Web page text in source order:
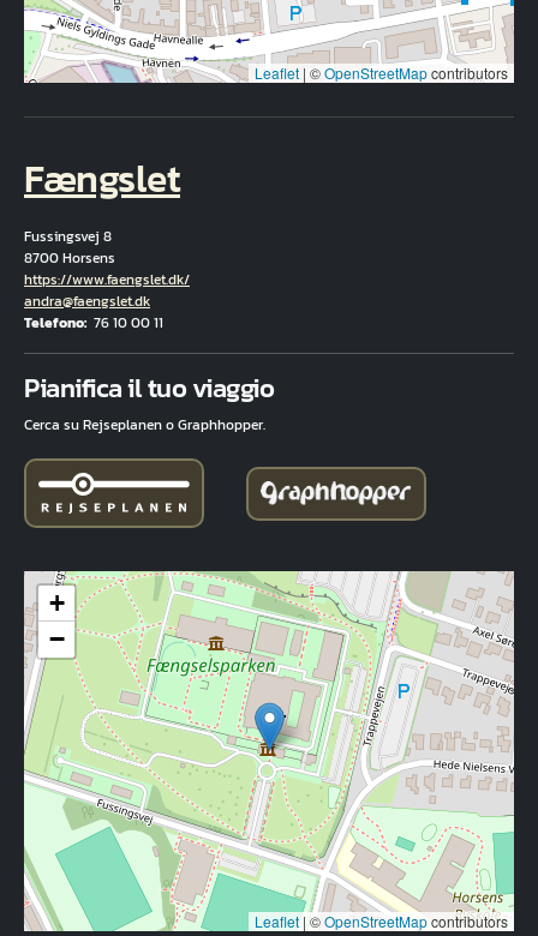
Leaflet | ©OpenStreetMapcontributors
Fængslet
Fussingsvej 8
8700 Horsens
Hjemmeside
https://www.faengslet.dk/
E-mail
andra@faengslet.dk
Telefono 76 10 00 11
Pianifica il tuo viaggio
Cerca su Rejseplanen o Graphhopper.
+
−
Leaflet | ©OpenStreetMapcontributors